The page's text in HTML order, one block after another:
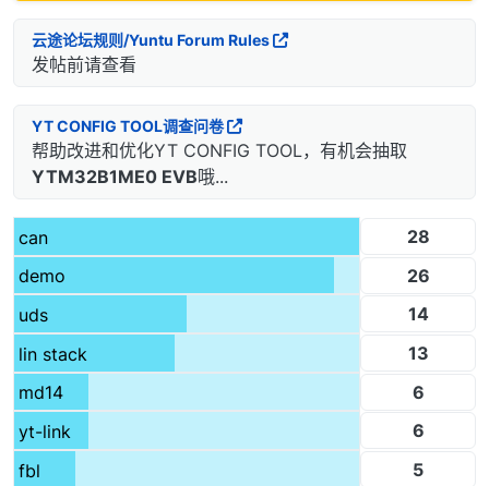
云途论坛规则/Yuntu Forum Rules
发帖前请查看
YT CONFIG TOOL调查问卷
帮助改进和优化YT CONFIG TOOL，有机会抽取
YTM32B1ME0 EVB哦...
can
28
demo
26
uds
14
lin stack
13
md14
6
yt-link
6
fbl
5